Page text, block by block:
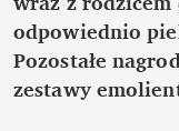
odpowiednio
Pozostałe
zestawy